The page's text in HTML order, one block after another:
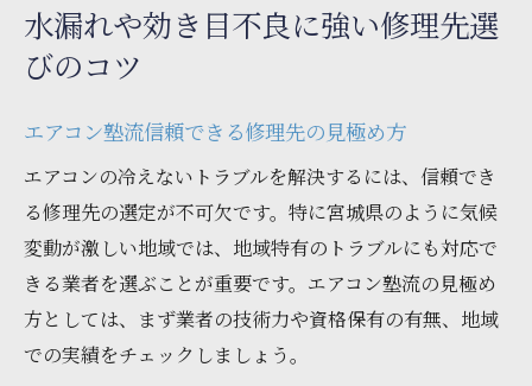
水漏れや効き目不良に強い修理先選
びのコツ
エアコン塾流信頼できる修理先の見極め方
エアコンの冷えないトラブルを解決するには、信頼でき
る修理先の選定が不可欠です。特に宮城県のように気候
変動が激しい地域では、地域特有のトラブルにも対応で
きる業者を選ぶことが重要です。エアコン塾流の見極め
方としては、まず業者の技術力や資格保有の有無、地域
での実績をチェックしましょう。